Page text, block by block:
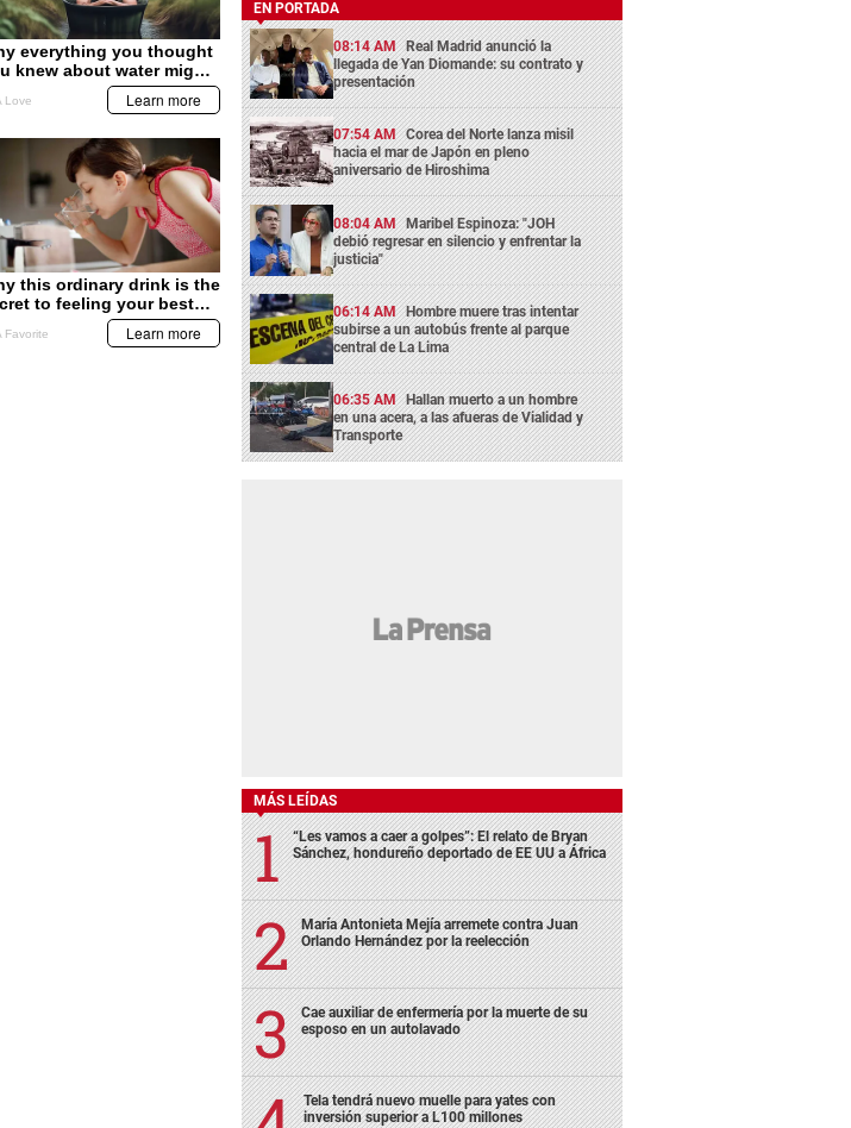
EN PORTADA
08:14 AM Real Madrid anunció la
llegada de Yan Diomande: su contrato y
presentación
07:54 AM Corea del Norte lanza misil
hacia el mar de Japón en pleno
aniversario de Hiroshima
08:04 AM Maribel Espinoza: "JOH
debió regresar en silencio y enfrentar la
justicia"
06:14 AM Hombre muere tras intentar
subirse a un autobús frente al parque
central de La Lima
06:35 AM Hallan muerto a un hombre
en una acera, a las afueras de Vialidad y
Transporte
MÁS LEÍDAS
“Les vamos a caer a golpes”: El relato de Bryan
Sánchez, hondureño deportado de EE UU a África
María Antonieta Mejía arremete contra Juan
Orlando Hernández por la reelección
Cae auxiliar de enfermería por la muerte de su
esposo en un autolavado
Tela tendrá nuevo muelle para yates con
inversión superior a L100 millones